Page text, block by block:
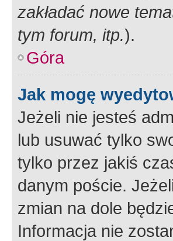
zakładać nowe
tym forum, itp.).
Góra
Jak mogę
Jeżeli nie jesteś
lub usuwać tylko
tylko przez jakiś
danym poście.
zmian na dole
Informacja nie